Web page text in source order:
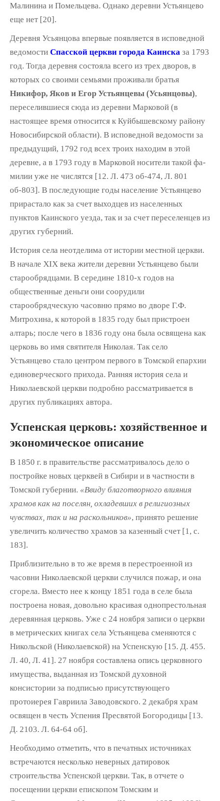
Малинина и Помельцева. Однако деревни Устьянцево
еще нет [20].
Деревня Усьянцова впервые появляется в исповедной
ведомости Спасской церкви города Каинска за 1793
год. Тогда деревня состояла всего из трех дворов, в
которых со своими семьями проживали братья
Никифор, Яков и Егор Устьянцевы (Усьянцовы),
переселившиеся сюда из деревни Марко­вой (в
настоящее время относится к Куйбы­шевскому району
Новосибирской области). В исповедной ведомости за
предыдущий, 1792 год всех троих находим в этой
деревне, а в 1793 году в Марковой носители такой фа­
милии уже не числятся [12. Л. 473 об-474, Л. 801
об-803]. В последующие годы население Устьянцево
прирастало как за счет выходцев из населенных
пунктов Каинского уезда, так и за счет переселенцев из
других губерний.
История села неотделима от истории мест­ной церкви.
В начале XIX века жители дерев­ни Устьянцево были
старообрядцами. В сере­дине 1810-х годов на
общественные деньги они соорудили
старообрядческую часовню прямо во дворе Г.Ф.
Митрохина, к которой в 1835 году был пристроен
алтарь; после чего в 1836 году она была освящена как
церковь во имя святителя Николая. Так село
Устьянцево стало центром первого в Томской епар­хии
единоверческого прихода. Ранняя исто­рия села и
Николаевской церкви подробно рассматривается в
других публикациях автора.
Успенская церковь: хозяйственное и
экономическое описание
В 1850 г. в правительстве рассматривалось дело о
постройке новых церквей в Сибири и в частности в
Томской губернии. «Ввиду благотворного влияния
храмов как на посе­лян, охладевших в религиозных
чувствах, так и на раскольников», принято решение
увели­чить количество храмов за казенный счет [1, с.
183].
Приблизительно в то же время в пере­строенной из
часовни Николаевской церкви случился пожар, и она
сгорела. Вместо нее к концу 1851 года в селе была
построена но­вая, довольно красивая однопрестольная
деревянная церковь. Уже с 24 ноября записи о церкви
в метрических книгах села Устьянцева сменяются с
Никольской (Николаевской) на Успенскую [15. Д. 455.
Л. 40, Л. 41]. 27 ноя­бря составлена опись церковного
имущества, выданная из Томской духовной
консистории за подписью присутствующего
протоиерея Гавриила Заводовского. 2 декабря храм
освя­щен в честь Успения Пресвятой Богородицы [13.
Д. 2103. Л. 64-64 об].
Необходимо отметить, что в печатных источниках
встречаются несколько неверных датировок
строительства Успенской церкви. Так, в отчете о
посещении церкви епископом Томским и